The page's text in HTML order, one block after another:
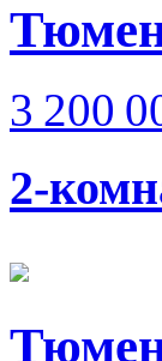
3 200
2-